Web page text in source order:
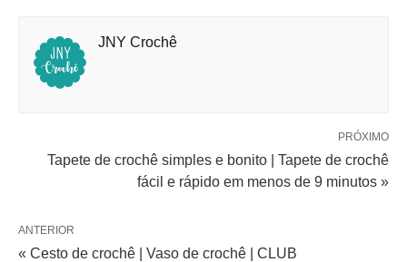
JNY Crochê
PRÓXIMO
Tapete de crochê simples e bonito | Tapete de crochê
fácil e rápido em menos de 9 minutos »
ANTERIOR
« Cesto de crochê | Vaso de crochê | CLUB